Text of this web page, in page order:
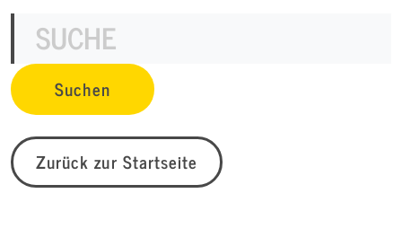
Zurück zur Startseite